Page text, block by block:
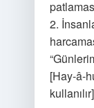
2.
[Hay-â-